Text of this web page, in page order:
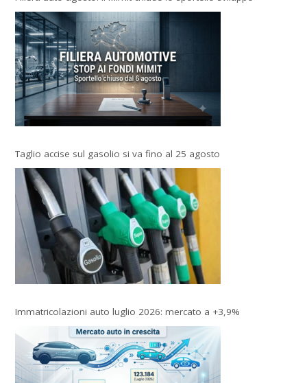
Taglio accise sul gasolio si va fino al 25 agosto
Immatricolazioni auto luglio 2026: mercato a +3,9%